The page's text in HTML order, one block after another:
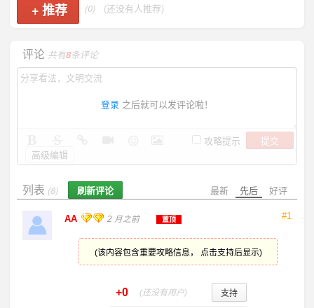
+推荐 (0) (还没有人推荐)
评论 共有8条评论
登录 之后就可以发评论啦！
攻略提示
提交
高级编辑
最新 先后 好评
列表 (8) 刷新评论
#1
AA 2 月之前 置顶
(该内容包含重要攻略信息， 点击支持后显示)
+0 (还没有用户) 支持